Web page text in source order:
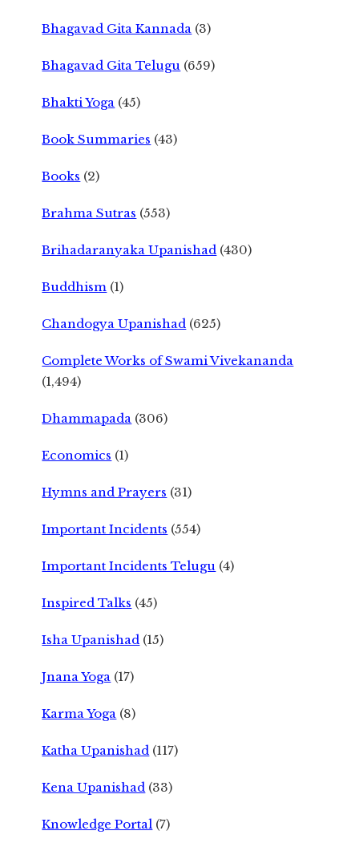
Bhagavad Gita Kannada (3)
Bhagavad Gita Telugu (659)
Bhakti Yoga (45)
Book Summaries (43)
Books (2)
Brahma Sutras (553)
Brihadaranyaka Upanishad (430)
Buddhism (1)
Chandogya Upanishad (625)
Complete Works of Swami Vivekananda
(1,494)
Dhammapada (306)
Economics (1)
Hymns and Prayers (31)
Important Incidents (554)
Important Incidents Telugu (4)
Inspired Talks (45)
Isha Upanishad (15)
Jnana Yoga (17)
Karma Yoga (8)
Katha Upanishad (117)
Kena Upanishad (33)
Knowledge Portal (7)